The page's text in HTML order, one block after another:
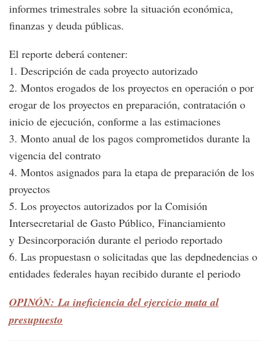
informes trimestrales sobre la situación económica,
finanzas y deuda públicas.
El reporte deberá contener:
1. Descripción de cada proyecto autorizado
2. Montos erogados de los proyectos en operación o por
erogar de los proyectos en preparación, contratación o
inicio de ejecución, conforme a las estimaciones
3. Monto anual de los pagos comprometidos durante la
vigencia del contrato
4. Montos asignados para la etapa de preparación de los
proyectos
5. Los proyectos autorizados por la Comisión
Intersecretarial de Gasto Público, Financiamiento
y Desincorporación durante el periodo reportado
6. Las propuestasn o solicitadas que las depdnedencias o
entidades federales hayan recibido durante el periodo
OPINÓN: La ineficiencia del ejercicio mata al
presupuesto